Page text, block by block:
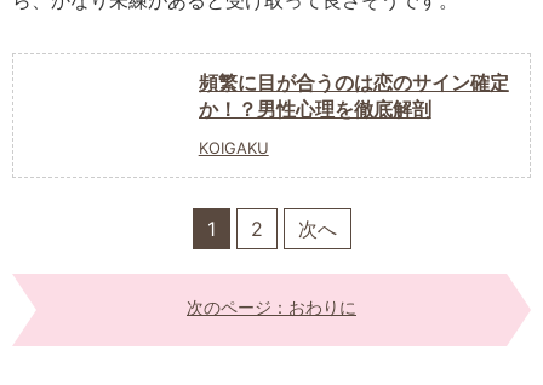
頻繁に目が合うのは恋のサイン確定
か！？男性心理を徹底解剖
KOIGAKU
1 2 次へ
次のページ：おわりに